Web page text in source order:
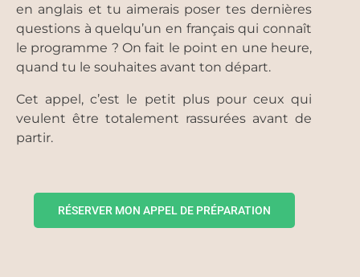
en anglais et tu aimerais poser tes dernières
questions à quelqu’un en français qui connaît
le programme ? On fait le point en une heure,
quand tu le souhaites avant ton départ.
Cet appel, c’est le petit plus pour ceux qui
veulent être totalement rassurées avant de
partir.
RÉSERVER MON APPEL DE PRÉPARATION